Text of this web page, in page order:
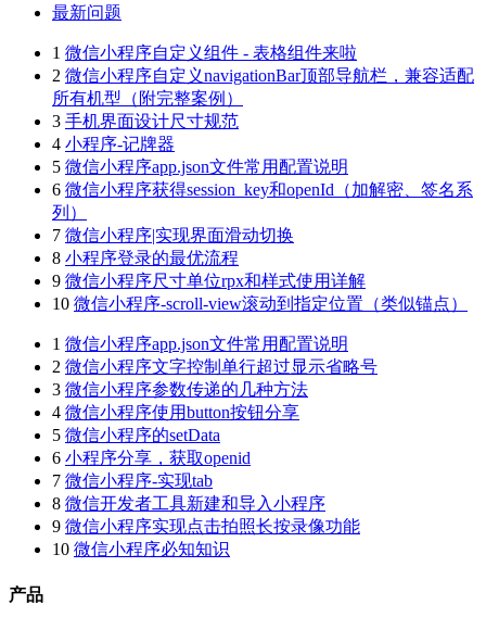
最新问题
1 微信小程序自定义组件 - 表格组件来啦
2 微信小程序自定义navigationBar顶部导航栏，兼容适配
所有机型（附完整案例）
3 手机界面设计尺寸规范
4 小程序-记牌器
5 微信小程序app.json文件常用配置说明
6 微信小程序获得session_key和openId（加解密、签名系
列）
7 微信小程序|实现界面滑动切换
8 小程序登录的最优流程
9 微信小程序尺寸单位rpx和样式使用详解
10 微信小程序-scroll-view滚动到指定位置（类似锚点）
1 微信小程序app.json文件常用配置说明
2 微信小程序文字控制单行超过显示省略号
3 微信小程序参数传递的几种方法
4 微信小程序使用button按钮分享
5 微信小程序的setData
6 小程序分享，获取openid
7 微信小程序-实现tab
8 微信开发者工具新建和导入小程序
9 微信小程序实现点击拍照长按录像功能
10 微信小程序必知知识
产品